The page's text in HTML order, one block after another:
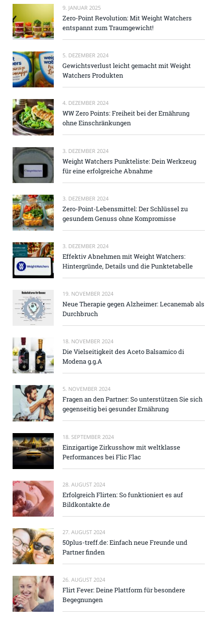
9. JANUAR 2025
Zero-Point Revolution: Mit Weight Watchers
entspannt zum Traumgewicht!
5. DEZEMBER 2024
Gewichtsverlust leicht gemacht mit Weight
Watchers Produkten
4. DEZEMBER 2024
WW Zero Points: Freiheit bei der Ernährung
ohne Einschränkungen
3. DEZEMBER 2024
Weight Watchers Punkteliste: Dein Werkzeug
für eine erfolgreiche Abnahme
3. DEZEMBER 2024
Zero-Point-Lebensmittel: Der Schlüssel zu
gesundem Genuss ohne Kompromisse
3. DEZEMBER 2024
Effektiv Abnehmen mit Weight Watchers:
Hintergründe, Details und die Punktetabelle
19. NOVEMBER 2024
Neue Therapie gegen Alzheimer: Lecanemab als
Durchbruch
18. NOVEMBER 2024
Die Vielseitigkeit des Aceto Balsamico di
Modena g.g.A
5. NOVEMBER 2024
Fragen an den Partner: So unterstützen Sie sich
gegenseitig bei gesunder Ernährung
18. SEPTEMBER 2024
Einzigartige Zirkusshow mit weltklasse
Performances bei Flic Flac
28. AUGUST 2024
Erfolgreich Flirten: So funktioniert es auf
Bildkontakte.de
27. AUGUST 2024
50plus-treff.de: Einfach neue Freunde und
Partner finden
26. AUGUST 2024
Flirt Fever: Deine Plattform für besondere
Begegnungen